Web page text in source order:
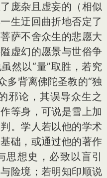
庞杂且虚妄的（相似
生迂回曲折地否定了
萨不舍众生的悲愿大
虚幻的愿景与世俗争
然以“量”取胜，若究
多背离佛陀圣教的“独
邪论，其误导众生之
等身，可说是雪上加
。学人若以他的学术
础，或通过他的著作
思想史，必致以盲引
险境；若明知印顺说